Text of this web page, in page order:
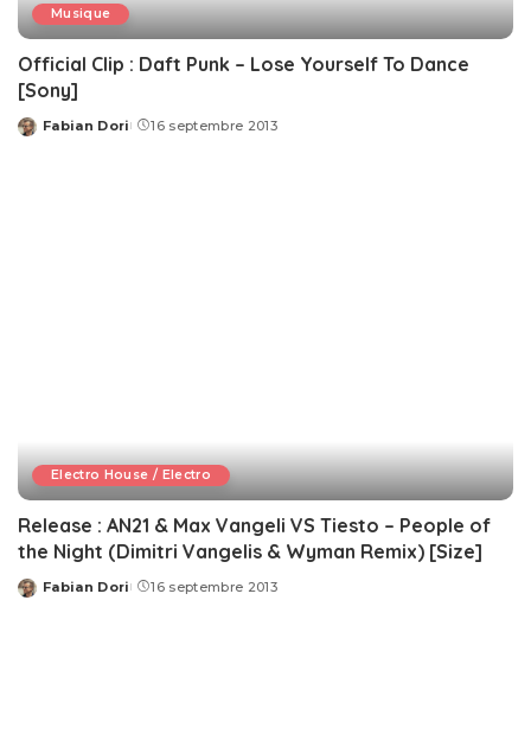
Musique
Official Clip : Daft Punk – Lose Yourself To Dance
[Sony]
Posted
Fabian Dori 16 septembre 2013
Electro House / Electro
Release : AN21 & Max Vangeli VS Tiesto – People of
the Night (Dimitri Vangelis & Wyman Remix) [Size]
Posted
Fabian Dori 16 septembre 2013